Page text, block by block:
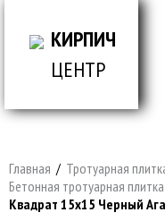
КИРПИЧ
ЦЕНТР
Главная / Тротуарная
Бетонная тротуарная плитка
Квадрат 15х15 Черный